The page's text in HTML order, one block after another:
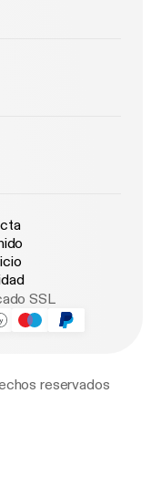
SSL
reservados